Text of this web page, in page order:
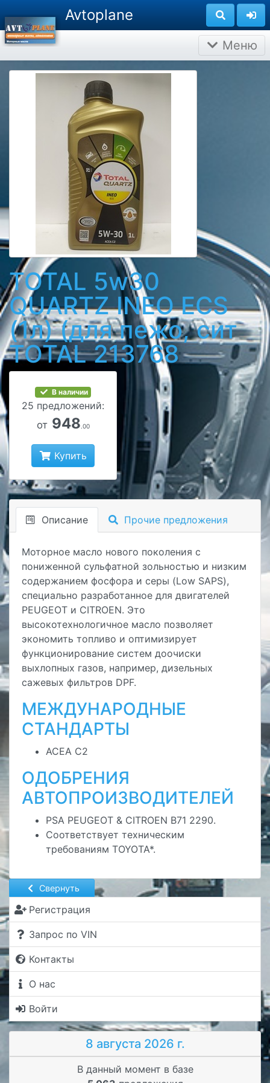
Avtoplane
Меню
Свернуть
Регистрация
Запрос по VIN
Контакты
О нас
Войти
8 августа 2026 г.
В данный момент в базе
TOTAL 5w30
QUARTZ INEO ECS
(1л) (для пежо, сит
TOTAL 213768
В наличии
25 предложений:
от 948 .00
Купить
Описание Прочие предложения
Моторное масло нового поколения с
пониженной сульфатной зольностью и низким
содержанием фосфора и серы (Low SAPS),
специально разработанное для двигателей
PEUGEOT и CITROEN. Это
высокотехнологичное масло позволяет
экономить топливо и оптимизирует
функционирование систем доочиски
выхлопных газов, например, дизельных
сажевых фильтров DPF.
МЕЖДУНАРОДНЫЕ
СТАНДАРТЫ
ACEA C2
ОДОБРЕНИЯ
АВТОПРОИЗВОДИТЕЛЕЙ
PSA PEUGEOT & CITROEN B71 2290.
Cоответствует техническим
требованиям TOYOTA*.